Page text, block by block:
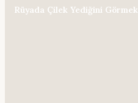
Rüyada Çilek Yediğini Görmek